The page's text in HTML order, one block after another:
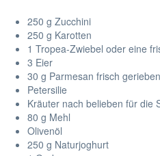
250 g Zucchini
250 g Karotten
1 Tropea-Zwiebel oder eine
3 Eier
30 g Parmesan frisch gerieben
Petersilie
Kräuter nach belieben für die
80 g Mehl
Olivenöl
250 g Naturjoghurt